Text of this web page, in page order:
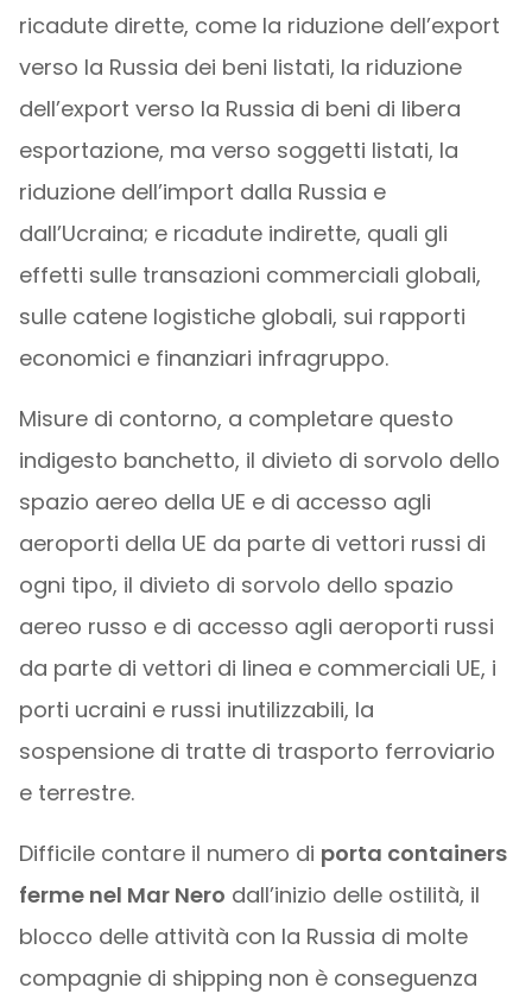
ricadute dirette, come la riduzione dell’export
verso la Russia dei beni listati, la riduzione
dell’export verso la Russia di beni di libera
esportazione, ma verso soggetti listati, la
riduzione dell’import dalla Russia e
dall’Ucraina; e ricadute indirette, quali gli
effetti sulle transazioni commerciali globali,
sulle catene logistiche globali, sui rapporti
economici e finanziari infragruppo.
Misure di contorno, a completare questo
indigesto banchetto, il divieto di sorvolo dello
spazio aereo della UE e di accesso agli
aeroporti della UE da parte di vettori russi di
ogni tipo, il divieto di sorvolo dello spazio
aereo russo e di accesso agli aeroporti russi
da parte di vettori di linea e commerciali UE, i
porti ucraini e russi inutilizzabili, la
sospensione di tratte di trasporto ferroviario
e terrestre.
Difficile contare il numero di porta containers
ferme nel Mar Nero dall’inizio delle ostilità, il
blocco delle attività con la Russia di molte
compagnie di shipping non è conseguenza